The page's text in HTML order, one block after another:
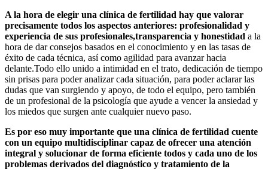
A la hora de elegir una clínica de fertilidad hay que valorar
precisamente todos los aspectos anteriores: profesionalidad y
experiencia de sus profesionales,transparencia y honestidad a la
hora de dar consejos basados en el conocimiento y en las tasas de
éxito de cada técnica, así como agilidad para avanzar hacia
delante.Todo ello unido a intimidad en el trato, dedicación de tiempo
sin prisas para poder analizar cada situación, para poder aclarar las
dudas que van surgiendo y apoyo, de todo el equipo, pero también
de un profesional de la psicología que ayude a vencer la ansiedad y
los miedos que surgen ante cualquier nuevo paso.
Es por eso muy importante que una clínica de fertilidad cuente
con un equipo multidisciplinar capaz de ofrecer una atención
integral y solucionar de forma eficiente todos y cada uno de los
problemas derivados del diagnóstico y tratamiento de la